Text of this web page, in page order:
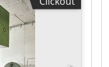
7.000 kg